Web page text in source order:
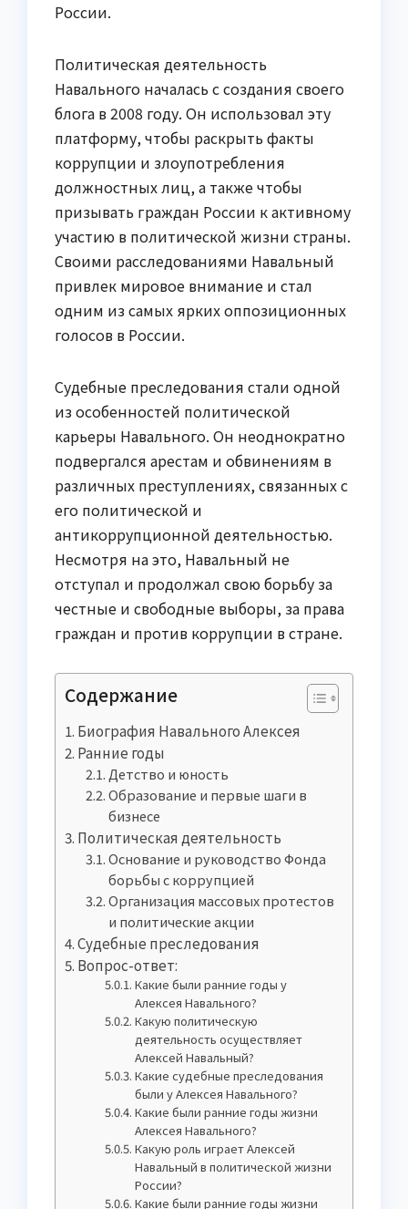
России.
Политическая деятельность
Навального началась с создания своего
блога в 2008 году. Он использовал эту
платформу, чтобы раскрыть факты
коррупции и злоупотребления
должностных лиц, а также чтобы
призывать граждан России к активному
участию в политической жизни страны.
Своими расследованиями Навальный
привлек мировое внимание и стал
одним из самых ярких оппозиционных
голосов в России.
Судебные преследования стали одной
из особенностей политической
карьеры Навального. Он неоднократно
подвергался арестам и обвинениям в
различных преступлениях, связанных с
его политической и
антикоррупционной деятельностью.
Несмотря на это, Навальный не
отступал и продолжал свою борьбу за
честные и свободные выборы, за права
граждан и против коррупции в стране.
Содержание
Биография Навального Алексея
Ранние годы
Детство и юность
Образование и первые шаги в
бизнесе
Политическая деятельность
Основание и руководство Фонда
борьбы с коррупцией
Организация массовых протестов
и политические акции
Судебные преследования
Вопрос-ответ:
Какие были ранние годы у
Алексея Навального?
Какую политическую
деятельность осуществляет
Алексей Навальный?
Какие судебные преследования
были у Алексея Навального?
Какие были ранние годы жизни
Алексея Навального?
Какую роль играет Алексей
Навальный в политической жизни
России?
Какие были ранние годы жизни